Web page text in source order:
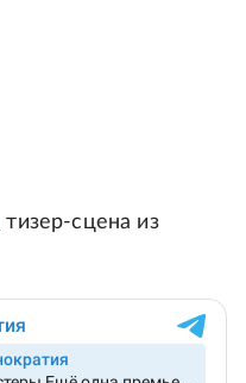
тизер-сцена из